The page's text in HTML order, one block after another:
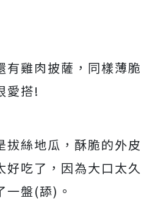
雞肉披薩，同樣薄脆
愛搭!
絲地瓜，酥脆的外皮
好吃了，因為大口太久
一盤(舔)。